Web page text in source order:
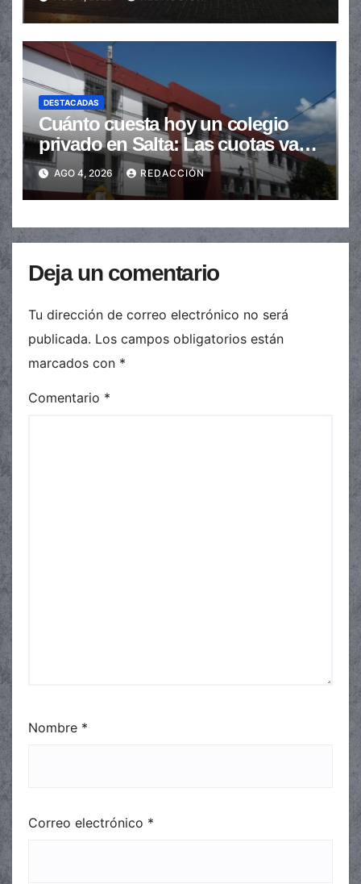
DESTACADAS
Cuánto cuesta hoy un colegio
privado en Salta: Las cuotas van
de $110.000 a más de $600.000
AGO 4, 2026 REDACCIÓN
Deja un comentario
Tu dirección de correo electrónico no será
publicada. Los campos obligatorios están
marcados con *
Comentario *
Nombre *
Correo electrónico *